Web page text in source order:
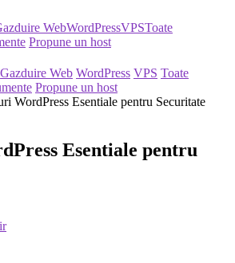
WebWordPressVPSToate
Propune un host
Gazduire Web WordPress VPS Toate
Propune un host
WordPress Esentiale pentru Securitate
Esentiale pentru